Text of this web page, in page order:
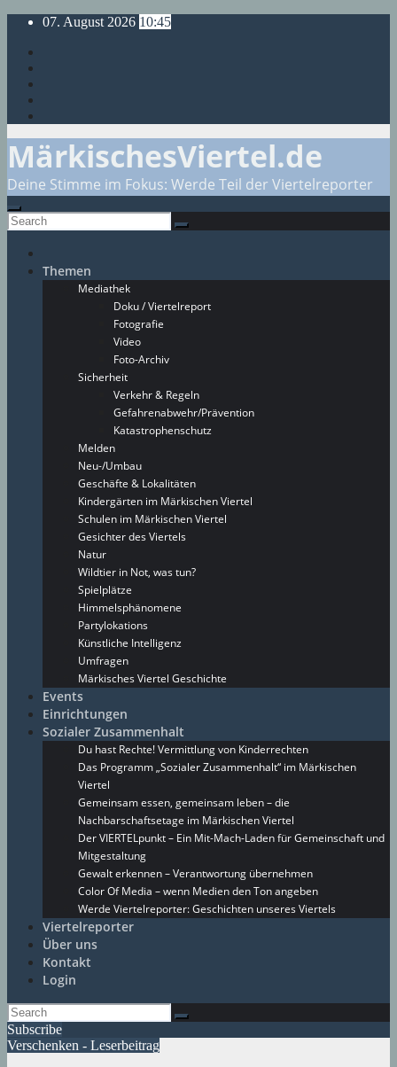
Skip
content
07. August 2026 10:45
MärkischesViertel.de
Deine Stimme im Fokus: Werde Teil der Viertelreporter
Themen
Mediathek
Doku / Viertelreport
Fotografie
Video
Foto-Archiv
Sicherheit
Verkehr & Regeln
Gefahrenabwehr/Prävention
Katastrophenschutz
Melden
Neu-/Umbau
Geschäfte & Lokalitäten
Kindergärten im Märkischen Viertel
Schulen im Märkischen Viertel
Gesichter des Viertels
Natur
Wildtier in Not, was tun?
Spielplätze
Himmelsphänomene
Partylokations
Künstliche Intelligenz
Umfragen
Märkisches Viertel Geschichte
Events
Einrichtungen
Sozialer Zusammenhalt
Du hast Rechte! Vermittlung von Kinderrechten
Das Programm „Sozialer Zusammenhalt“ im Märkischen
Viertel
Gemeinsam essen, gemeinsam leben – die
Nachbarschaftsetage im Märkischen Viertel
Der VIERTELpunkt – Ein Mit-Mach-Laden für Gemeinschaft und
Mitgestaltung
Gewalt erkennen – Verantwortung übernehmen
Color Of Media – wenn Medien den Ton angeben
Werde Viertelreporter: Geschichten unseres Viertels
Viertelreporter
Über uns
Kontakt
Login
Subscribe
Verschenken - Leserbeitrag